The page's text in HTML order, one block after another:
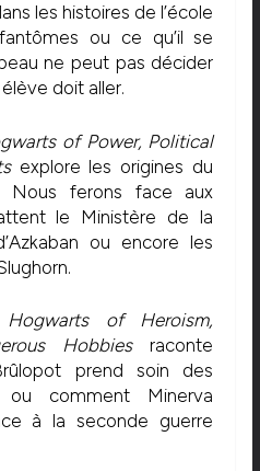
les histoires de l’école
ou ce qu’il se
ne peut pas décider
doit aller.
of Power, Political
explore les origines du
Nous ferons face aux
le Ministère de la
ou encore les
of Heroism,
Hobbiesraconte
prend soin des
ou comment Minerva
à la seconde guerre